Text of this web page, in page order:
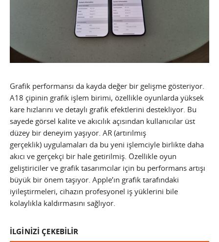
Grafik performansı da kayda değer bir gelişme gösteriyor.
A18 çipinin grafik işlem birimi, özellikle oyunlarda yüksek
kare hızlarını ve detaylı grafik efektlerini destekliyor. Bu
sayede görsel kalite ve akıcılık açısından kullanıcılar üst
düzey bir deneyim yaşıyor. AR (artırılmış
gerçeklik) uygulamaları da bu yeni işlemciyle birlikte daha
akıcı ve gerçekçi bir hale getirilmiş. Özellikle oyun
geliştiriciler ve grafik tasarımcılar için bu performans artışı
büyük bir önem taşıyor. Apple’ın grafik tarafındaki
iyileştirmeleri, cihazın profesyonel iş yüklerini bile
kolaylıkla kaldırmasını sağlıyor.
İLGİNİZİ ÇEKEBİLİR